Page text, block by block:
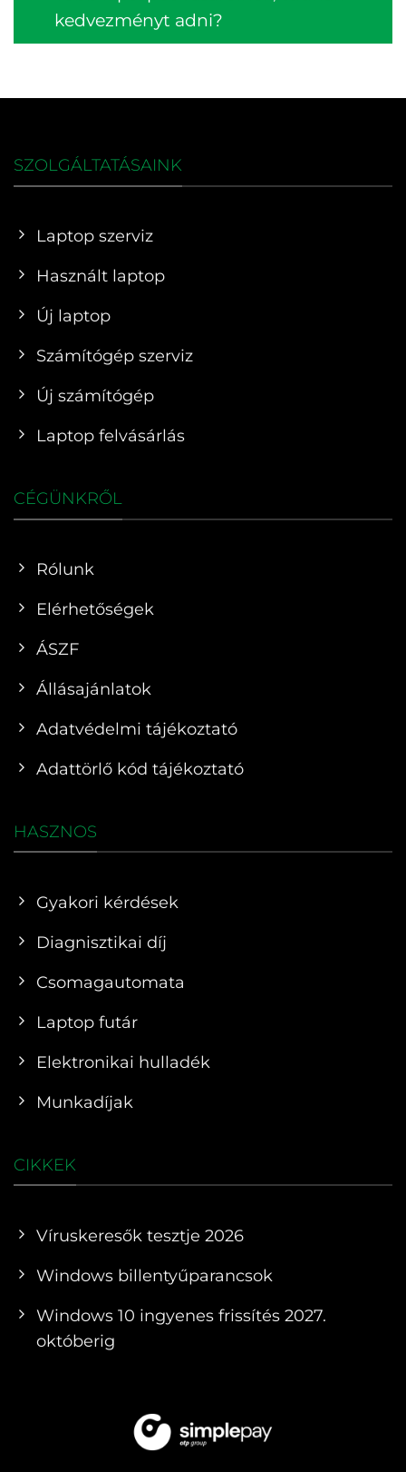
kedvezményt adni?
SZOLGÁLTATÁSAINK
Laptop szerviz
Használt laptop
Új laptop
Számítógép szerviz
Új számítógép
Laptop felvásárlás
CÉGÜNKRŐL
Rólunk
Elérhetőségek
ÁSZF
Állásajánlatok
Adatvédelmi tájékoztató
Adattörlő kód tájékoztató
HASZNOS
Gyakori kérdések
Diagnisztikai díj
Csomagautomata
Laptop futár
Elektronikai hulladék
Munkadíjak
CIKKEK
Víruskeresők tesztje 2026
Windows billentyűparancsok
Windows 10 ingyenes frissítés 2027.
októberig